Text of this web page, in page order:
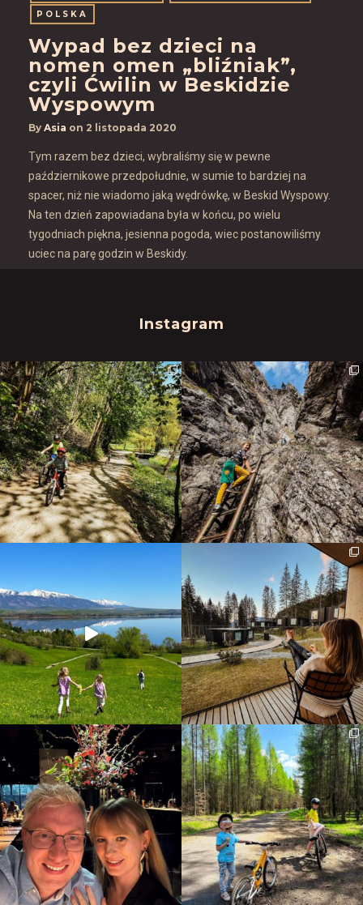
POLSKA
Wypad bez dzieci na
nomen omen „bliźniak”,
czyli Ćwilin w Beskidzie
Wyspowym
By Asia on 2 listopada 2020
Tym razem bez dzieci, wybraliśmy się w pewne
październikowe przedpołudnie, w sumie to bardziej na
spacer, niż nie wiadomo jaką wędrówkę, w Beskid Wyspowy.
Na ten dzień zapowiadana była w końcu, po wielu
tygodniach piękna, jesienna pogoda, wiec postanowiliśmy
uciec na parę godzin w Beskidy.
Instagram